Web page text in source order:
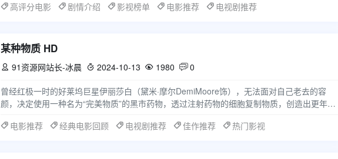
高评分电影
剧情介绍 影视榜单 电影推荐 电视剧推荐
某种物质 HD
 91资源网站长-冰晨  2024-10-13  1980  0
曾经红极一时的好莱坞巨星伊丽莎白（黛米·摩尔DemiMoore饰），无法面对自己老去的容
颜，决定使用一种名为“完美物质”的黑市药物，透过注射药物的细胞复制物质，创造出更年
电影推荐
经典电影回顾 电视剧推荐 佳作推荐 热门影视